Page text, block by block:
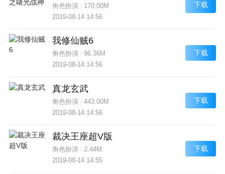
角色扮演| 170.00M
2019-08-14 14:56
下载
我修仙贼6
角色扮演| 96.36M
2019-08-14 14:56
下载
真龙玄武
角色扮演| 443.00M
2019-08-14 14:56
下载
裁决王座超V版
角色扮演| 2.44M
2019-08-14 14:55
下载